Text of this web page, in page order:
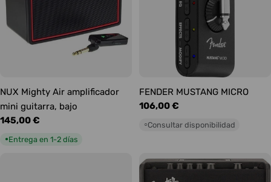
NUX Mighty Air amplificador
mini guitarra, bajo
Precio
145,00 €
●Entrega en 1-2 días
FENDER MUSTANG MICRO
Precio
106,00 €
○Consultar disponibilidad